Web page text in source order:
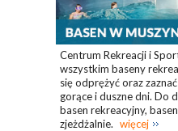
Centrum Rekreacji i
wszystkim baseny
się odprężyć oraz
gorące i duszne dni. Do
basen rekreacyjny,
zjeżdżalnie. więcej